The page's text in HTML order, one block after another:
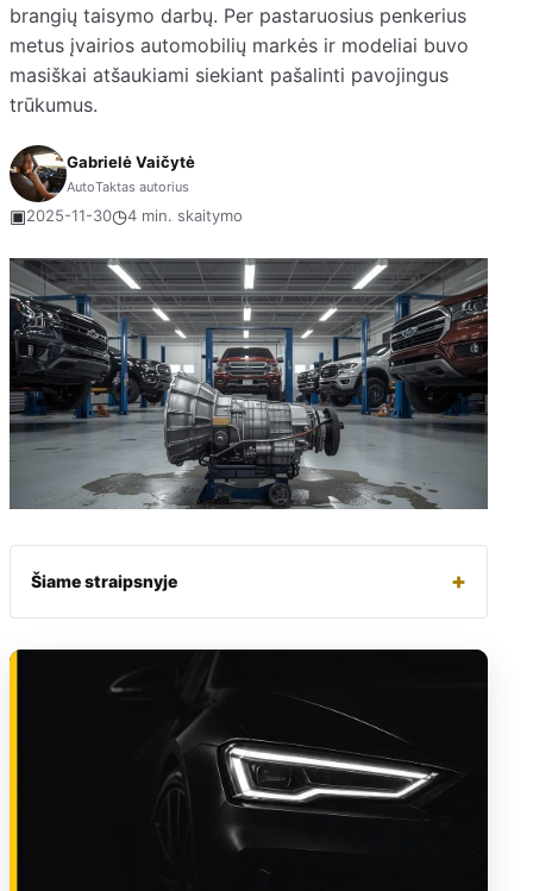
brangių taisymo darbų. Per pastaruosius penkerius
metus įvairios automobilių markės ir modeliai buvo
masiškai atšaukiami siekiant pašalinti pavojingus
trūkumus.
Gabrielė Vaičytė
AutoTaktas autorius
▣2025-11-30◷4 min. skaitymo
Šiame straipsnyje +